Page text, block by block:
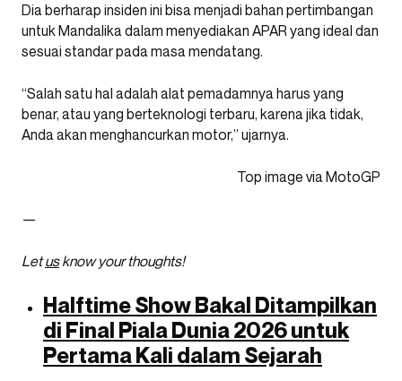
Dia berharap insiden ini bisa menjadi bahan pertimbangan
untuk Mandalika dalam menyediakan APAR yang ideal dan
sesuai standar pada masa mendatang.
“Salah satu hal adalah alat pemadamnya harus yang
benar, atau yang berteknologi terbaru, karena jika tidak,
Anda akan menghancurkan motor,” ujarnya.
Top image via MotoGP
—
Letusknow your thoughts!
Halftime Show Bakal Ditampilkan
di Final Piala Dunia 2026 untuk
Pertama Kali dalam Sejarah